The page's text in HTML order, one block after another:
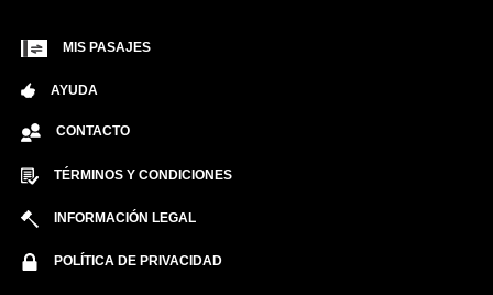
MIS PASAJES
AYUDA
CONTACTO
TÉRMINOS Y CONDICIONES
INFORMACIÓN LEGAL
POLÍTICA DE PRIVACIDAD